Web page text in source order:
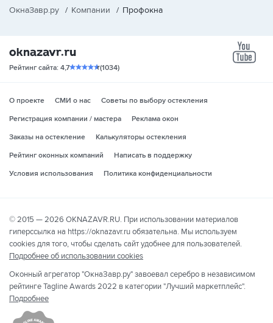
ОкнаЗавр.ру / Компании / Профокна
Рейтинг сайта: 4,7 (1034)
О проекте СМИ о нас
Советы по выбору остекления
Регистрация компании / мастера
Реклама окон
Заказы на остекление
Калькуляторы остекления
Рейтинг оконных компаний
Написать в поддержку
Условия использования
Политика конфиденциальности
© 2015 — 2026 OKNAZAVR.RU. При использовании материалов
гиперссылка на https://oknazavr.ru обязательна. Мы используем
cookies для того, чтобы сделать сайт удобнее для пользователей.
Подробнее об использовании cookies
Оконный агрегатор "ОкнаЗавр.ру" завоевал серебро в независимом
рейтинге Tagline Awards 2022 в категории "Лучший маркетплейс".
Подробнее